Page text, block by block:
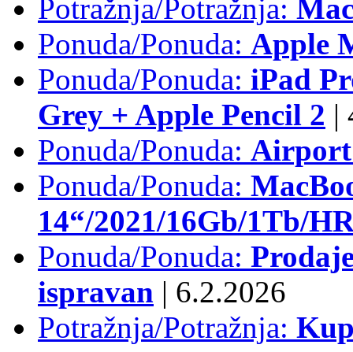
Potražnja/Potražnja:
Ponuda/Ponuda: Apple
Ponuda/Ponuda: iPad
Grey + Apple Pencil 2 |
Ponuda/Ponuda: Airport
Ponuda/Ponuda:
14“/2021/16Gb/1Tb/
Ponuda/Ponuda:
ispravan | 6.2.2026
Potražnja/Potražnja: